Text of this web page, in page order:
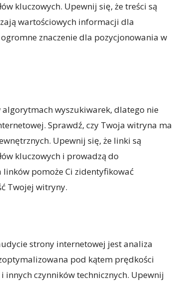
kluczowych. Upewnij się, że treści są
wartościowych informacji dla
znaczenie dla pozycjonowania w
wyszukiwarek, dlatego nie
Sprawdź, czy Twoja witryna ma
Upewnij się, że linki są
kluczowych i prowadzą do
pomoże Ci zidentyfikować
Twojej witryny.
strony internetowej jest analiza
pod kątem prędkości
innych czynników technicznych. Upewnij